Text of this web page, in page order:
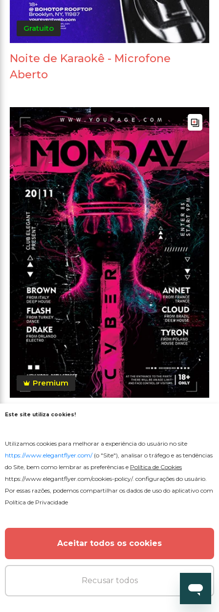
Gratuito
Noite de Karaokê - Microfone
Aberto
Premium
Pôster da Cyber Monday
MAIS DO AUTOR
Este site utiliza cookies!
Utilizamos cookies para melhorar a experiência do usuário no site
https://www.elegantflyer.com/(o "Site"), analisar o tráfego e as tendências
do Site, bem como lembrar as preferências e Política de Cookies
https://www.elegantflyer.com/cookies-policy/. configurações do usuário.
Por essas razões, podemos compartilhar os dados de uso do aplicativo com
Política de Privacidade
Aceitar todos os cookies
Recusar todos